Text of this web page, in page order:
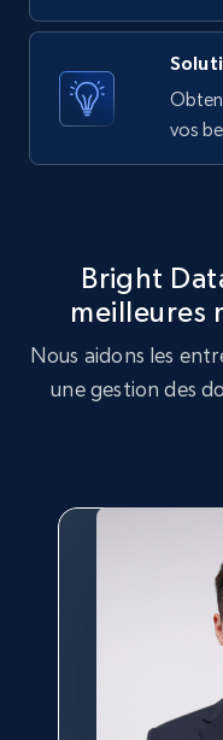
1.6K+
1.3K+
Target - Gather
Rating, Reviews
Target -
vos
Bright
meilleures
Nous aidons les
une gestion des